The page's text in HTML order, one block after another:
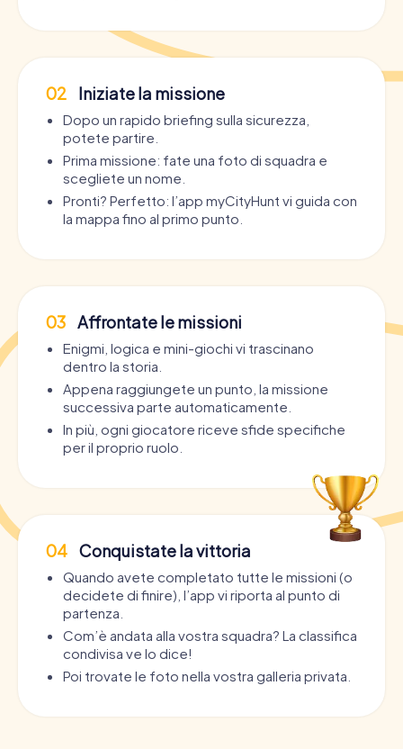
02 Iniziate la missione
Dopo un rapido briefing sulla sicurezza,
potete partire.
Prima missione: fate una foto di squadra e
scegliete un nome.
Pronti? Perfetto: l’app myCityHunt vi guida con
la mappa fino al primo punto.
03 Affrontate le missioni
Enigmi, logica e mini-giochi vi trascinano
dentro la storia.
Appena raggiungete un punto, la missione
successiva parte automaticamente.
In più, ogni giocatore riceve sfide specifiche
per il proprio ruolo.
04 Conquistate la vittoria
Quando avete completato tutte le missioni (o
decidete di finire), l’app vi riporta al punto di
partenza.
Com’è andata alla vostra squadra? La classifica
condivisa ve lo dice!
Poi trovate le foto nella vostra galleria privata.